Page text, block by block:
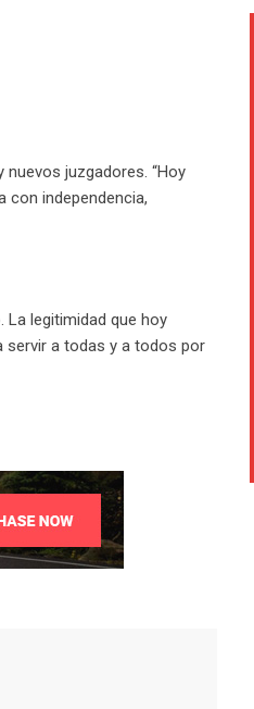
juzgadores. “Hoy
con independencia,
legitimidad que hoy
servir a todas y a todos por